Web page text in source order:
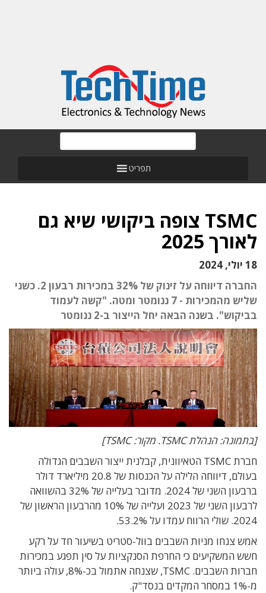
תפריט
TSMC צופה ביקושי שיא גם
לאורך 2025
18 יולי, 2024
החברה דיווחה על זינוק של 32% במכירות רבעון 2. כשני
שליש מהמכירות - 7 ננומטר ומטה. "קשה לעמוד
בביקוש". בשנה הבאה יחל הייצור ב-2 ננומטר
[בתמונה: הנהלת TSMC. מקור: TSMC]
חברת TSMC הטאיוונית, קבלנית ייצור השבבים הגדולה
בעולם, דיווחה הלילה על הכנסות של 20.8 מיליארד דולר
ברבעון השני של 2024. מדובר בעלייה של 32% בהשוואה
לרבעון השני של 2023 ועלייה של 10% מהרבעון הראשון של
2024. שולי הרווח עמדו על 53.2%.
אמש צנחו מניות השבבים בוול-סטריט בשיעור חד על רקע
חשש המשקיעים כי החרפת הסנקציות על סין תפגע במכירות
חברות השבבים. TSMC, שצנחה אתמול בכ-8%, עולה ביותר
מ-1% במסחר המקדים בנסד"ק.